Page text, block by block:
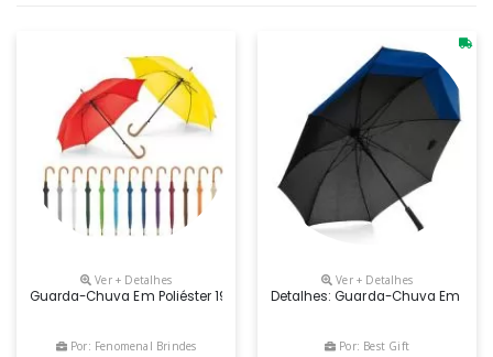
Ver + Detalhes
Guarda-Chuva Em Poliéster 190t, Com Haste Em Metal E Pega Em
Por: Fenomenal Brindes
Ver + Detalhes
Detalhes: Guarda-Chuva Em
Por: Best Gift